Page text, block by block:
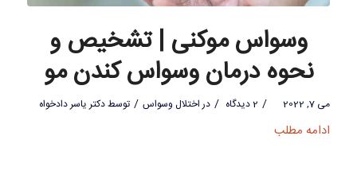
وسواس موکنی | تشخیص و
نحوه درمان وسواس کندن مو
می 7, 2022 / 2 دیدگاه / دراختلال وسواس / توسطدکتر یاسر دادخواه
ادامه مطلب